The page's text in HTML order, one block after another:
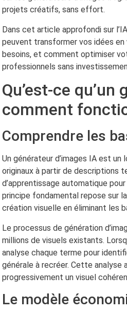
projets créatifs, sans effort.
Dans cet article approfondi sur
peuvent transformer vos idées en
besoins, et comment optimiser
professionnels sans
Qu’est-ce
comment
Comprendre les
Un générateur d’images IA est
originaux à partir de descriptions
d’apprentissage automatique
principe fondamental repose sur
création visuelle en éliminant les
Le processus de génération
millions de visuels existants.
analyse chaque terme pour
générale à recréer. Cette analyse
progressivement un visuel
Le modèle